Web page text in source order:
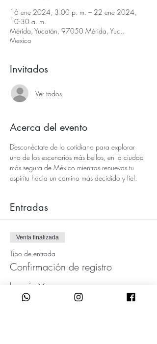
16 ene 2024, 3:00 p. m. – 22 ene 2024,
10:30 a. m.
Mérida, Yucatán, 97050 Mérida, Yuc.,
Mexico
Invitados
Ver todos
Acerca del evento
Desconéctate de lo cotidiano para explorar
uno de los escenarios más bellos, en la ciudad
más segura de México mientras renuevas tu
espíritu hacia un camino más decidido y fiel.
Entradas
Venta finalizada
Tipo de entrada
Confirmación de registro
Leer más
Precio